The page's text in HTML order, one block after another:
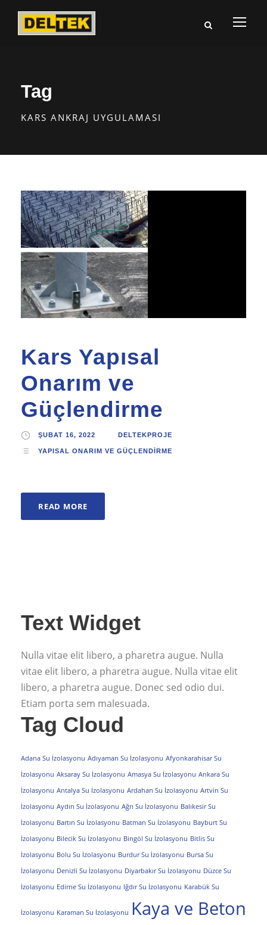
Tag
KARS ANKRAJ UYGULAMASI
Kars Yapısal
Onarım ve
Güçlendirme
ŞUBAT 16, 2022 DELTEKPROJE
YAPISAL ONARIM VE GÜÇLENDIRME
READ MORE
Text Widget
Nulla vitae elit libero, a pharetra augue. Nulla
vitae elit libero, a pharetra augue. Nulla vitae elit
libero, a pharetra augue. Donec sed odio dui.
Etiam porta sem malesuada.
Tag Cloud
Adana Su İzolasyonu Adıyaman Su İzolasyonu Afyonkarahisar Su
İzolasyonu Aksaray Su İzolasyonu Amasya Su İzolasyonu Ankara Su
İzolasyonu Antalya Su İzolasyonu Ardahan Su İzolasyonu Artvin Su
İzolasyonu Aydın Su İzolasyonu Ağrı Su İzolasyonu Balıkesir Su
İzolasyonu Bartın Su İzolasyonu Batman Su İzolasyonu Bayburt Su
İzolasyonu Bilecik Su İzolasyonu Bingöl Su İzolasyonu Bitlis Su
İzolasyonu Bolu Su İzolasyonu Burdur Su İzolasyonu Bursa Su
İzolasyonu Denizli Su İzolasyonu Diyarbakır Su İzolasyonu Düzce Su
İzolasyonu Edirne Su İzolasyonu Iğdır Su İzolasyonu Karabük Su
İzolasyonu Karaman Su İzolasyonu Kaya ve Beton